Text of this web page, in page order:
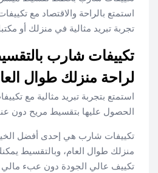
استمتع بالراحة والاقتصاد مع
تجربة تبريد مثالية في منزلك أو
تكييفات شارب
لراحة منزلك طوال
استمتع بتجربة تبريد مثالية مع
الحصول عليها بتقسيط مريح دون
تكييفات شارب هي إحدى أفضل
منزلك طوال العام، وبالتقسيط
تكييف عالي الجودة دون عبء مالي